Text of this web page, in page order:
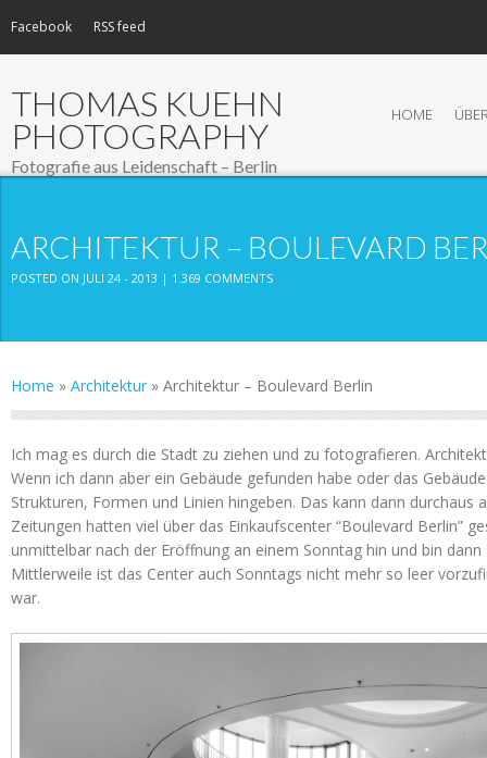
Facebook RSS feed
THOMAS KUEHN
PHOTOGRAPHY
Fotografie aus Leidenschaft – Berlin
HOME
ARCHITEKTUR – BOULEVARD
POSTED ON JULI 24 - 2013 | 1.369 COMMENTS
Home » Architektur » Architektur – Boulevard Berlin
Ich mag es durch die Stadt zu ziehen und zu fotografieren.
Wenn ich dann aber ein Gebäude gefunden habe oder das
Strukturen, Formen und Linien hingeben. Das kann dann durchaus
Zeitungen hatten viel über das Einkaufscenter “Boulevard Berlin”
unmittelbar nach der Eröffnung an einem Sonntag hin und bin
Mittlerweile ist das Center auch Sonntags nicht mehr so leer
war.